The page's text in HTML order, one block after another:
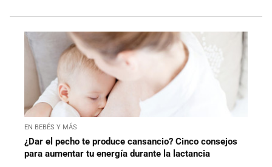
EN BEBÉS Y MÁS
¿Dar el pecho te produce cansancio? Cinco consejos
para aumentar tu energía durante la lactancia